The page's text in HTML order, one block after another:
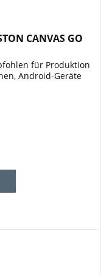
CANVAS GO
für Produktion
Android-Geräte